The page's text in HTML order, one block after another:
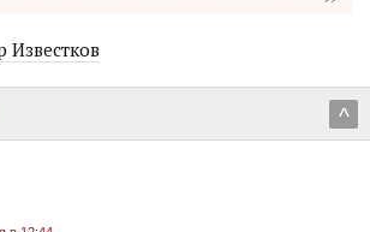
Известков
^